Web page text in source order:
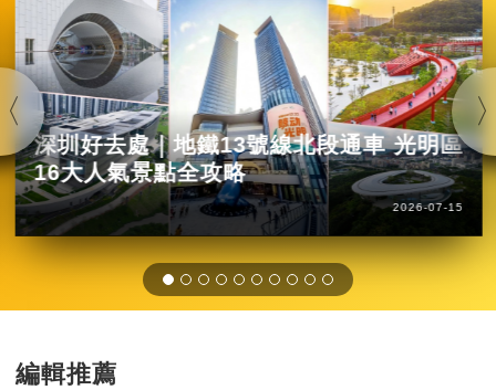
深圳好去處｜地鐵13號線北段通車 光明區
16大人氣景點全攻略
2026-07-15
編輯推薦